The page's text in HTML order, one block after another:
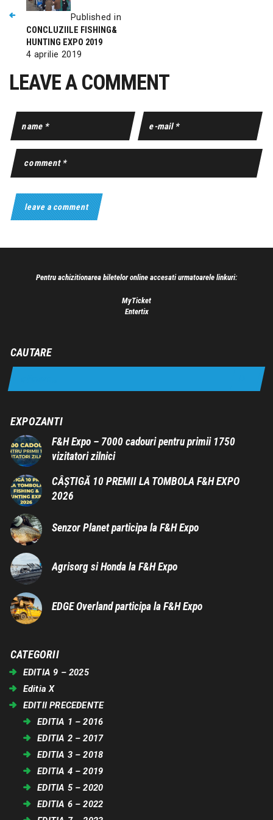
Published in
CONCLUZIILE FISHING&
HUNTING EXPO 2019
4 aprilie 2019
LEAVE A COMMENT
Pentru achizitionarea biletelor online accesati urmatoarele linkuri:
MyTicket
Entertix
CAUTARE
EXPOZANTI
F&H Expo – 7000 cadouri pentru primii 1750
vizitatori zilnici
CÂȘTIGĂ 10 PREMII LA TOMBOLA F&H EXPO
2026
Senzor Planet participa la F&H Expo
Agrisorg si Honda la F&H Expo
EDGE Overland participa la F&H Expo
CATEGORII
EDITIA 9 – 2025
Editia X
EDITII PRECEDENTE
EDITIA 1 – 2016
EDITIA 2 – 2017
EDITIA 3 – 2018
EDITIA 4 – 2019
EDITIA 5 – 2020
EDITIA 6 – 2022